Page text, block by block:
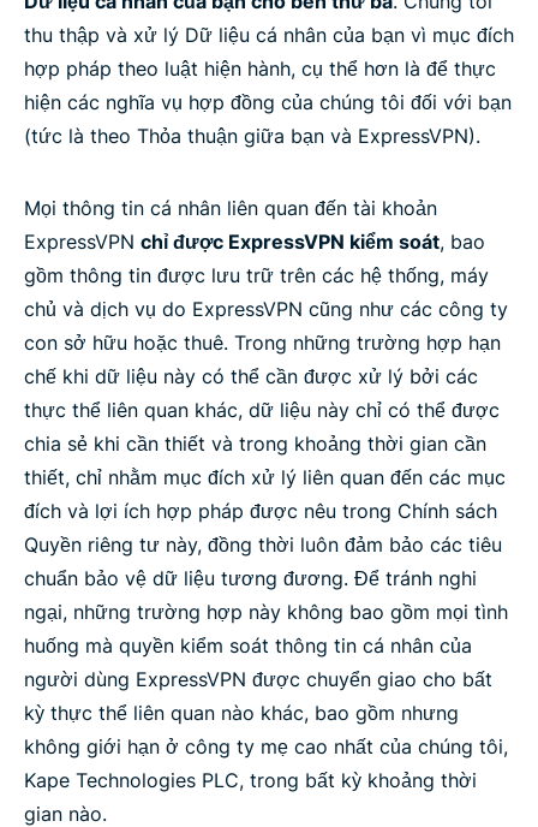
thu thập và xử lý Dữ liệu cá nhân của bạn vì mục đích
hợp pháp theo luật hiện hành, cụ thể hơn là để thực
hiện các nghĩa vụ hợp đồng của chúng tôi đối với bạn
(tức là theo Thỏa thuận giữa bạn và ExpressVPN).
Mọi thông tin cá nhân liên quan đến tài khoản
ExpressVPN chỉ được ExpressVPN kiểm soát, bao
gồm thông tin được lưu trữ trên các hệ thống, máy
chủ và dịch vụ do ExpressVPN cũng như các công ty
con sở hữu hoặc thuê. Trong những trường hợp hạn
chế khi dữ liệu này có thể cần được xử lý bởi các
thực thể liên quan khác, dữ liệu này chỉ có thể được
chia sẻ khi cần thiết và trong khoảng thời gian cần
thiết, chỉ nhằm mục đích xử lý liên quan đến các mục
đích và lợi ích hợp pháp được nêu trong Chính sách
Quyền riêng tư này, đồng thời luôn đảm bảo các tiêu
chuẩn bảo vệ dữ liệu tương đương. Để tránh nghi
ngại, những trường hợp này không bao gồm mọi tình
huống mà quyền kiểm soát thông tin cá nhân của
người dùng ExpressVPN được chuyển giao cho bất
kỳ thực thể liên quan nào khác, bao gồm nhưng
không giới hạn ở công ty mẹ cao nhất của chúng tôi,
Kape Technologies PLC, trong bất kỳ khoảng thời
gian nào.